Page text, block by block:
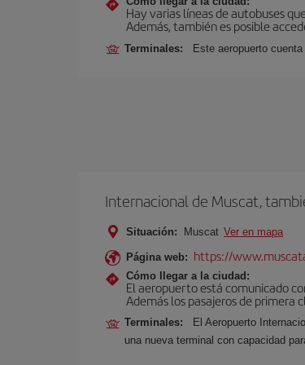
Hay varias líneas de autobuses
Además, también es posible
Terminales: Este aeropuerto
Internacional de Muscat,
Situación: Muscat Ver en mapa
Página web: https://
Cómo llegar a la ciudad:
El aeropuerto está comunicado
Además los pasajeros de primera
Terminales:
El Aeropuerto
una nueva terminal con capacidad